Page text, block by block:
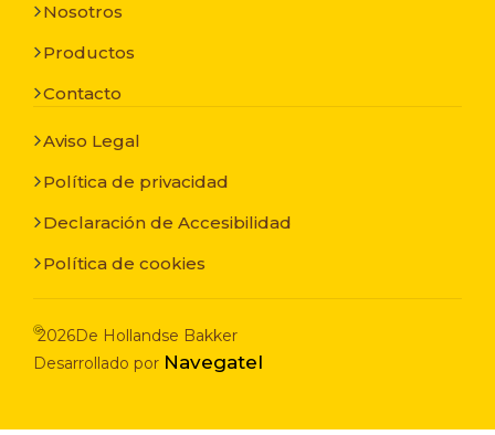
Nosotros
Productos
Contacto
Aviso Legal
Política de privacidad
Declaración de Accesibilidad
Política de cookies
©2026De Hollandse Bakker
Desarrollado por Navegatel